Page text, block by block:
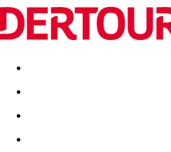
Destinatii Vacanta perfecta